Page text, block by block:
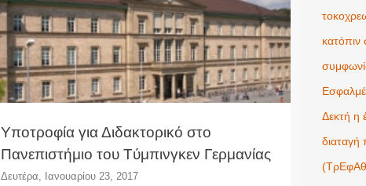
Υποτροφία για Διδακτορικό στο
Πανεπιστήμιο του Tύμπινγκεν Γερμανίας
Δευτέρα, Ιανουαρίου 23, 2017
+
ΥΠΟΤΡΟΦΊΕΣ
Δεκτή η